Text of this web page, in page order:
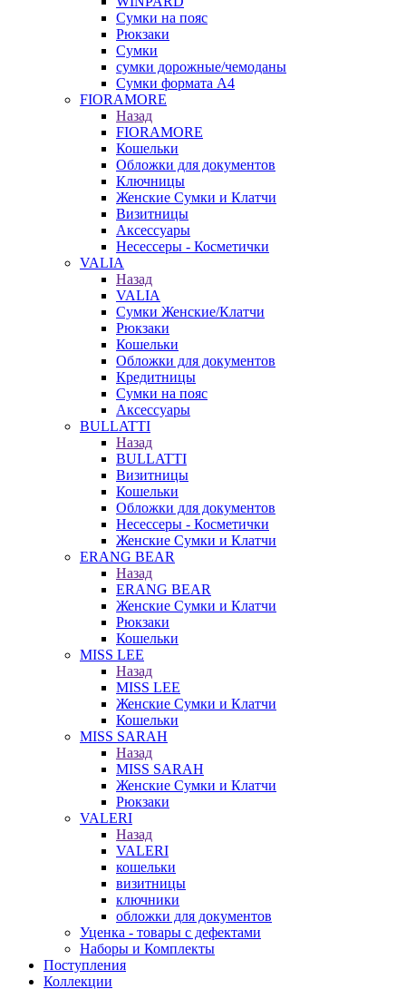
Сумки на пояс
Рюкзаки
Сумки
сумки дорожные/чемоданы
Сумки формата А4
FIORAMORE
Назад
FIORAMORE
Кошельки
Обложки для документов
Ключницы
Женские Сумки и Клатчи
Визитницы
Аксессуары
Несессеры - Косметички
VALIA
Назад
VALIA
Сумки Женские/Клатчи
Рюкзаки
Кошельки
Обложки для документов
Кредитницы
Сумки на пояс
Аксессуары
BULLATTI
Назад
BULLATTI
Визитницы
Кошельки
Обложки для документов
Несессеры - Косметички
Женские Сумки и Клатчи
ERANG BEAR
Назад
ERANG BEAR
Женские Сумки и Клатчи
Рюкзаки
Кошельки
MISS LEE
Назад
MISS LEE
Женские Сумки и Клатчи
Кошельки
MISS SARAH
Назад
MISS SARAH
Женские Сумки и Клатчи
Рюкзаки
VALERI
Назад
VALERI
кошельки
визитницы
ключники
обложки для документов
Уценка - товары с дефектами
Наборы и Комплекты
Поступления
Коллекции